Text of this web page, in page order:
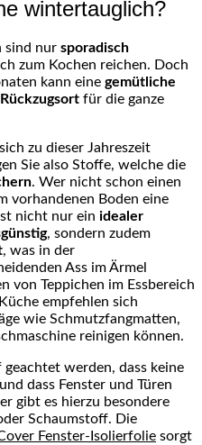
wintertauglich?
sind nur sporadisch
zum Kochen reichen. Doch
kann eine gemütliche
Rückzugsort für die ganze
zu dieser Jahreszeit
Sie also Stoffe, welche die
. Wer nicht schon einen
vorhandenen Boden eine
nicht nur ein idealer
, sondern zudem
, was in der
Ass im Ärmel
von Teppichen im Essbereich
empfehlen sich
wie Schmutzfangmatten,
reinigen können.
werden, dass keine
dass Fenster und Türen
gibt es hierzu besondere
Schaumstoff. Die
Fenster-Isolierfolie sorgt